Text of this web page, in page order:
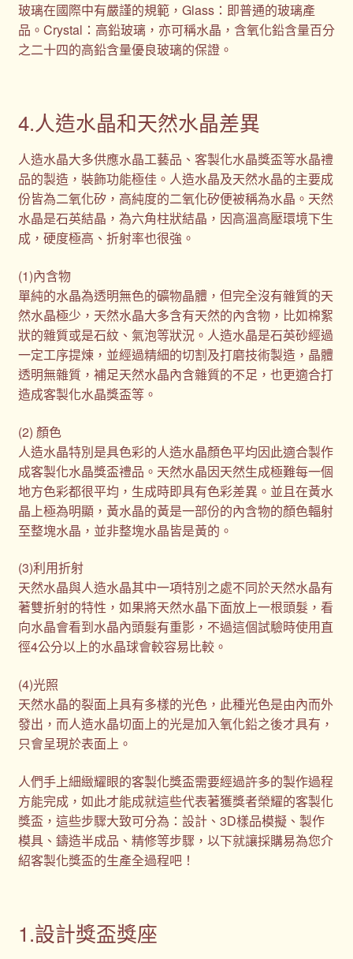
玻璃在國際中有嚴謹的規範，Glass：即普通的玻璃產
品。Crystal：高鉛玻璃，亦可稱水晶，含氧化鉛含量百分
之二十四的高鉛含量優良玻璃的保證。
4.人造水晶和天然水晶差異
人造水晶大多供應水晶工藝品、客製化水晶獎盃等水晶禮
品的製造，裝飾功能極佳。人造水晶及天然水晶的主要成
份皆為二氧化矽，高純度的二氧化矽便被稱為水晶。天然
水晶是石英結晶，為六角柱狀結晶，因高溫高壓環境下生
成，硬度極高、折射率也很強。
(1)內含物
單純的水晶為透明無色的礦物晶體，但完全沒有雜質的天
然水晶極少，天然水晶大多含有天然的內含物，比如棉絮
狀的雜質或是石紋、氣泡等狀況。人造水晶是石英砂經過
一定工序提煉，並經過精細的切割及打磨技術製造，晶體
透明無雜質，補足天然水晶內含雜質的不足，也更適合打
造成客製化水晶獎盃等。
(2) 顏色
人造水晶特別是具色彩的人造水晶顏色平均因此適合製作
成客製化水晶獎盃禮品。天然水晶因天然生成極難每一個
地方色彩都很平均，生成時即具有色彩差異。並且在黃水
晶上極為明顯，黃水晶的黃是一部份的內含物的顏色輻射
至整塊水晶，並非整塊水晶皆是黃的。
(3)利用折射
天然水晶與人造水晶其中一項特別之處不同於天然水晶有
著雙折射的特性，如果將天然水晶下面放上一根頭髮，看
向水晶會看到水晶內頭髮有重影，不過這個試驗時使用直
徑4公分以上的水晶球會較容易比較。
(4)光照
天然水晶的裂面上具有多樣的光色，此種光色是由內而外
發出，而人造水晶切面上的光是加入氧化鉛之後才具有，
只會呈現於表面上。
人們手上細緻耀眼的客製化獎盃需要經過許多的製作過程
方能完成，如此才能成就這些代表著獲獎者榮耀的客製化
獎盃，這些步驟大致可分為：設計、3D樣品模擬、製作
模具、鑄造半成品、精修等步驟，以下就讓採購易為您介
紹客製化獎盃的生產全過程吧！
1.設計獎盃獎座